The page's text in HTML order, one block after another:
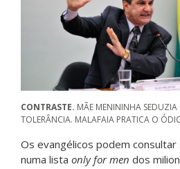
CONTRASTE. MÃE MENININHA SEDUZIA
TOLERÂNCIA. MALAFAIA PRATICA O
Os evangélicos podem
numa lista only for men dos